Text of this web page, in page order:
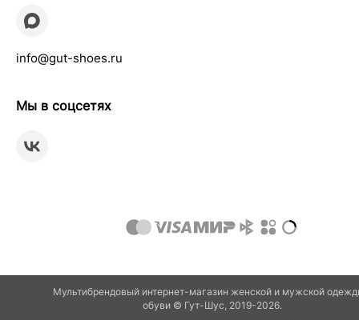
info@gut-shoes.ru
Мы в соцсетях
Мультибрендовый интернет-магазин женской и мужской
обуви © Гут-Шуc, 2019-2026.